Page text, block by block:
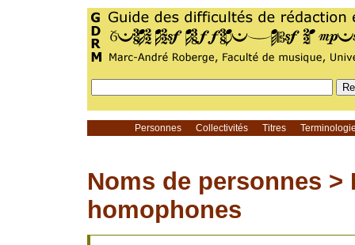
Personnes Collectivités Titres
Noms de personnes >
homophones